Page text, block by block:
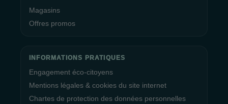
Magasins
Offres promos
INFORMATIONS PRATIQUES
Engagement éco-citoyens
Mentions légales & cookies du site internet
Chartes de protection des données personnelles